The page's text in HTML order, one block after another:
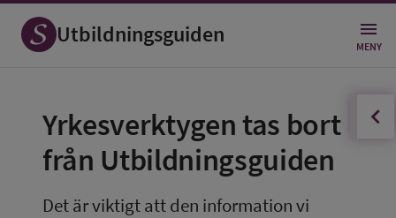
Utbildningsguiden MENY
Öppna
Yrkesverktygen tas bort
från Utbildningsguiden
Det är viktigt att den information vi